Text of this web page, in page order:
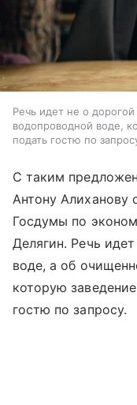
Речь идет не о
водопроводной воде,
подать гостю по
С таким
Антону Алиханову
Госдумы по
Делягин. Речь
воде, а об
которую
гостю по запросу.